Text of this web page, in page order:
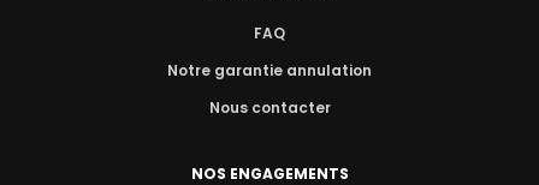
FAQ
Notre garantie annulation
Nous contacter
NOS ENGAGEMENTS